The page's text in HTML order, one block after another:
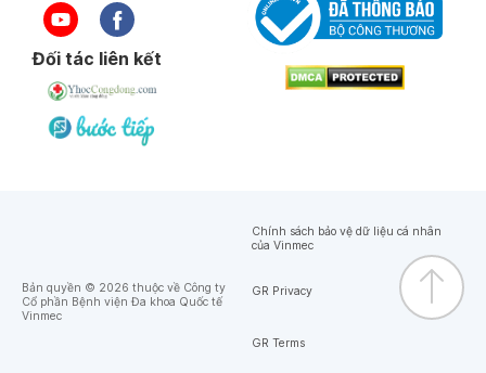
Đối tác liên kết
Bản quyền © 2026 thuộc về Công ty
Cổ phần Bệnh viện Đa khoa Quốc tế
Vinmec
Chính sách bảo vệ dữ liệu cá nhân
của Vinmec
GR Privacy
GR Terms